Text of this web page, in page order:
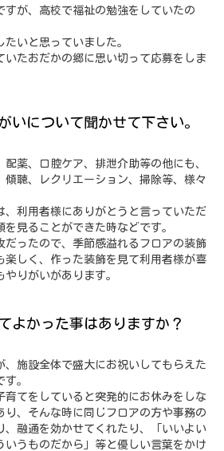
すが、高校で福祉の勉強をしていたの
いと思っていました。
いたおだかの郷に思い切って応募をしま
いについて聞かせて下さい。
薬、口腔ケア、排泄介助等の他にも、
傾聴、レクリエーション、掃除等、様々
、利用者様にありがとうと言っていただ
見ることができた時などです。
だったので、季節感溢れるフロアの装飾
楽しく、作った装飾を見て利用者様が喜
りがいがあります。
よかった事はありますか？
、施設全体で盛大にお祝いしてもらえた
。
育てをしていると突発的にお休みをしな
り、そんな時に同じフロアの方や事務の
、融通を効かせてくれたり、「いいよい
いうものだから」等と優しい言葉をかけ